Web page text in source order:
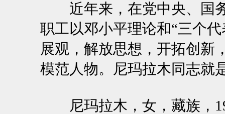
近年来，在党中央、国务
职工以邓小平理论和“三个
展观，解放思想，开拓创新
模范人物。尼玛拉木同志就
尼玛拉木，女，藏族，